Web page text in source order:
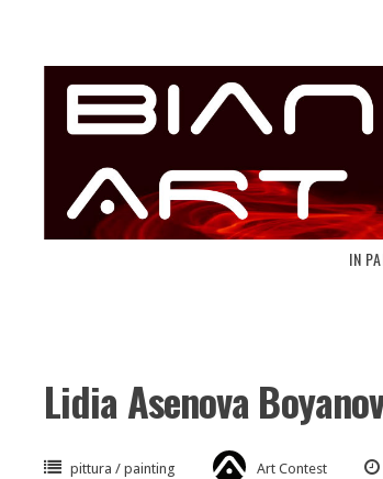
content
IN
Lidia Asenova
pittura / painting Art Contest